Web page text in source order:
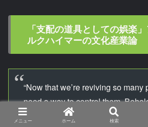
「支配の道具としての娯楽
ルクハイマーの文化産業論
“Now that we’re reviving so many
need a way to control them.
「こんなに大勢の人を復活させ
メニュー ホーム 検索